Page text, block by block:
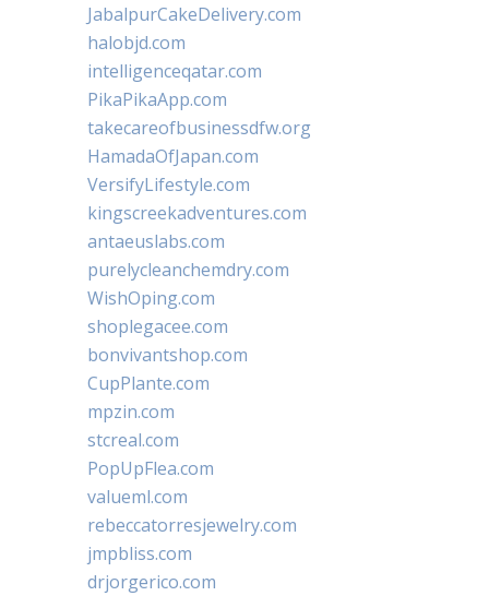
JabalpurCakeDelivery.com
halobjd.com
intelligenceqatar.com
PikaPikaApp.com
takecareofbusinessdfw.org
HamadaOfJapan.com
VersifyLifestyle.com
kingscreekadventures.com
antaeuslabs.com
purelycleanchemdry.com
WishOping.com
shoplegacee.com
bonvivantshop.com
CupPlante.com
mpzin.com
stcreal.com
PopUpFlea.com
valueml.com
rebeccatorresjewelry.com
jmpbliss.com
drjorgerico.com